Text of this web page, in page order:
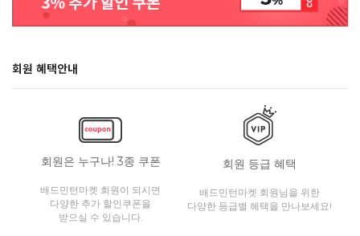
회원 혜택안내
회원은 누구나! 3종 쿠폰
배드민턴마켓 회원이 되시면
다양한 추가 할인쿠폰을
받으실 수 있습니다.
회원 등급 혜택
배드민턴마켓 회원님을 위한
다양한 등급별 혜택을 만나보세요!